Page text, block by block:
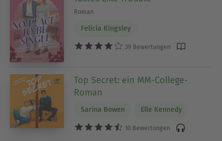
Roman
Felicia Kingsley
39 Bewertungen
Top Secret: ein MM-College-
Roman
Sarina Bowen Elle Kennedy
10 Bewertungen